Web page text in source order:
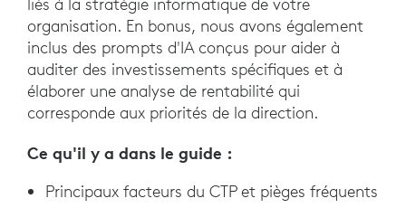
organisation. En bonus, nous avons également
inclus des prompts d'IA conçus pour aider à
auditer des investissements spécifiques et à
élaborer une analyse de rentabilité qui
corresponde aux priorités de la direction.
Ce qu'il y a dans le guide :
Principaux facteurs du CTP et pièges fréquents